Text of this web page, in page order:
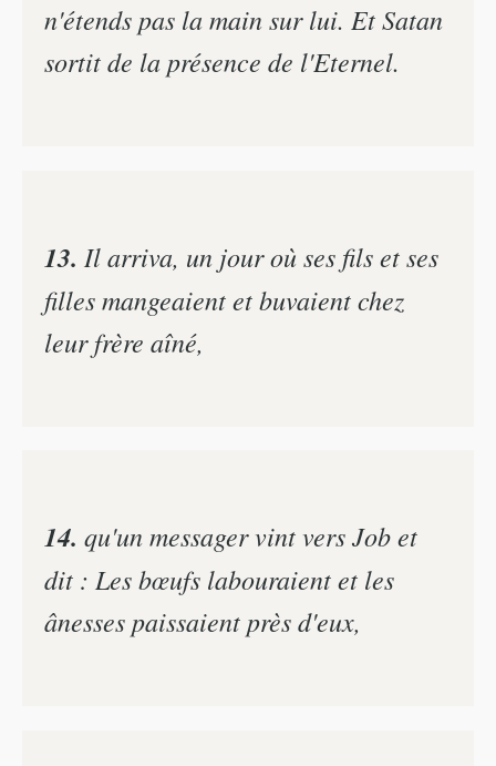
n'étends pas la main sur lui. Et Satan
sortit de la présence de l'Eternel.
13. Il arriva, un jour où ses fils et ses
filles mangeaient et buvaient chez
leur frère aîné,
14. qu'un messager vint vers Job et
dit : Les bœufs labouraient et les
ânesses paissaient près d'eux,